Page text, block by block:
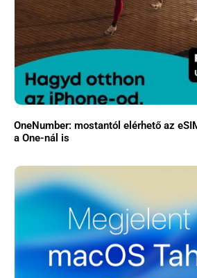
OneNumber: mostantól elérhető az
a One-nál is